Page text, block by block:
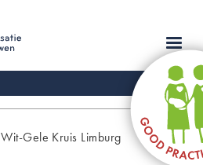
Wit-Gele Kruis Limburg